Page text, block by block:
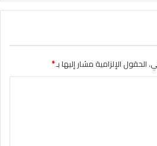
الحقول الإلزامية مشار إليها بـ*